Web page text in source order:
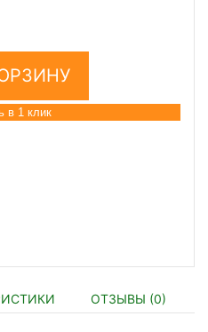
в 1 клик
ОТЗЫВЫ (0)